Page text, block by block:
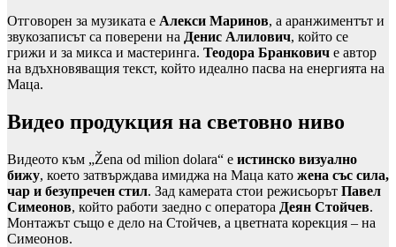
Отговорен за музиката е Алекси Маринов, а аранжиментът и
звукозаписът са поверени на Денис Алилoвич, който се
грижи и за микса и мастеринга. Теодора Бранкович е автор
на вдъхновяващия текст, който идеално пасва на енергията на
Маца.
Видео продукция на световно ниво
Видеото към „Žena od milion dolara“ е истинско визуално
бижу, което затвърждава имиджа на Маца като жена със сила,
чар и безупречен стил. Зад камерата стои режисьорът Павел
Симеонов, който работи заедно с оператора Деян Стойчев.
Монтажът също е дело на Стойчев, а цветната корекция – на
Симеонов.